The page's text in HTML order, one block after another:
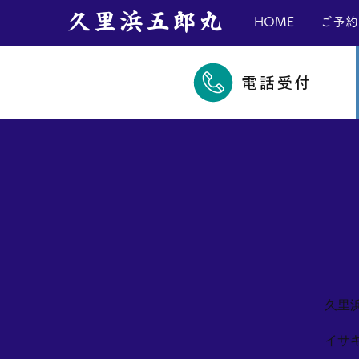
​久里浜五郎丸 HOME ご予
電話受付
久里
イサ